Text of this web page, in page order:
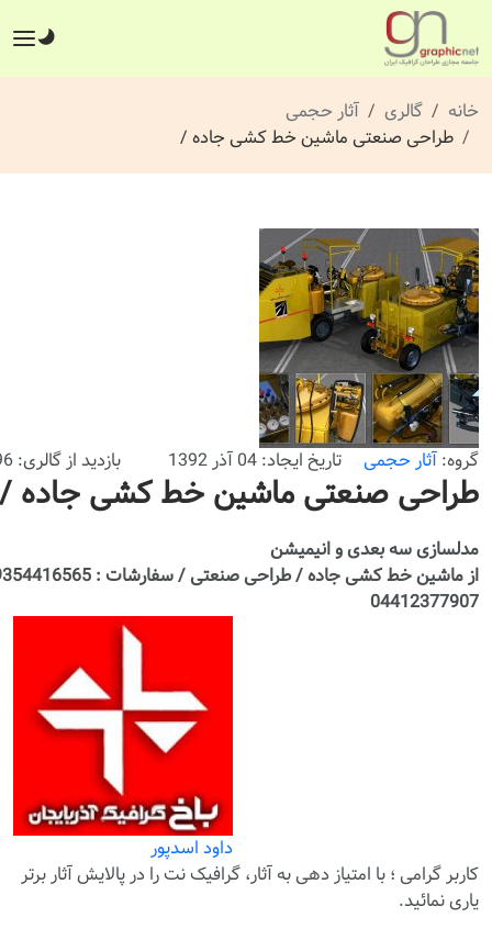
خانه گالری
آثار حجمی
طراحی صنعتی ماشین خط کشی جاده /
گروه:آثار حجمی تاریخ ایجاد: 04 آذر 1392 بازدید از گالری: 496 بار
طراحی صنعتی ماشین خط کشی جاده /
مدلسازی سه بعدی و انیمیشن
04412377907
داود اسدپور
کاربر گرامی ؛ با امتیاز دهیبه آثار، گرافیک نت را در پالایش آثار برتر
یاری نمائید.